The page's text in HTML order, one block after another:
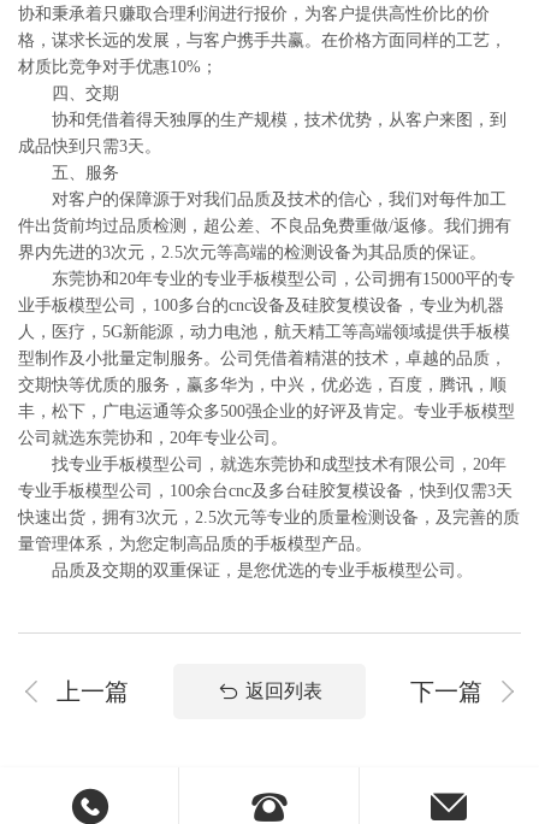
协和秉承着只赚取合理利润进行报价，为客户提供高性价比的价
格，谋求长远的发展，与客户携手共赢。在价格方面同样的工艺，
材质比竞争对手优惠10%；
四、交期
协和凭借着得天独厚的生产规模，技术优势，从客户来图，到
成品快到只需3天。
五、服务
对客户的保障源于对我们品质及技术的信心，我们对每件加工
件出货前均过品质检测，超公差、不良品免费重做/返修。我们拥有
界内先进的3次元，2.5次元等高端的检测设备为其品质的保证。
东莞协和20年专业的专业手板模型公司，公司拥有15000平的专
业手板模型公司，100多台的cnc设备及硅胶复模设备，专业为机器
人，医疗，5G新能源，动力电池，航天精工等高端领域提供手板模
型制作及小批量定制服务。公司凭借着精湛的技术，卓越的品质，
交期快等优质的服务，赢多华为，中兴，优必选，百度，腾讯，顺
丰，松下，广电运通等众多500强企业的好评及肯定。专业手板模型
公司就选东莞协和，20年专业公司。
找专业手板模型公司，就选东莞协和成型技术有限公司，20年
专业手板模型公司，100余台cnc及多台硅胶复模设备，快到仅需3天
快速出货，拥有3次元，2.5次元等专业的质量检测设备，及完善的质
量管理体系，为您定制高品质的手板模型产品。
品质及交期的双重保证，是您优选的专业手板模型公司。
上一篇 返回列表 下一篇